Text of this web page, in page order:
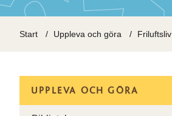
Start Uppleva och göra Friluftsliv
UPPLEVA OCH GÖRA